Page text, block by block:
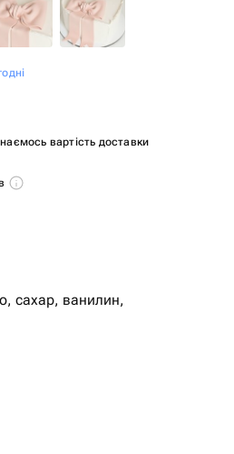
вартість доставки
сахар, ванилин,
с маслом